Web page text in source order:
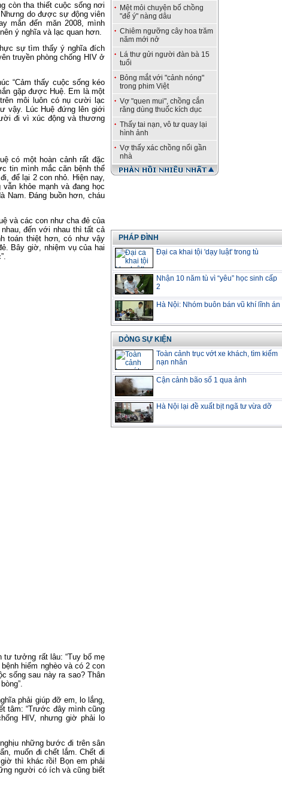
còn tha thiết cuộc sống nơi
do được sự động viên
mắn đến măn 2008, mình
ý nghĩa và lạc quan hơn.
sự tìm thấy ý nghĩa đích
truyền phòng chống HIV ở
“Cảm thấy cuộc sống kéo
gặp được Huệ. Em là một
môi luôn có nụ cười lạc
vậy. Lúc Huệ đứng lên giới
đi vì xúc động và thương
có một hoàn cảnh rất đặc
tin mình mắc căn bệnh thể
để lại 2 con nhỏ. Hiện nay,
khỏe mạnh và đang học
Nam. Đáng buồn hơn, cháu
và các con như cha đẻ của
đến với nhau thì tất cả
toán thiệt hơn, có như vậy
Bây giờ, nhiệm vụ của hai
tư tưởng rất lâu: “Tuy bố mẹ
hiểm nghèo và có 2 con
sống sau này ra sao? Thân
phải giúp đỡ em, lo lắng,
tâm: “Trước đây mình cũng
HIV, nhưng giờ phải lo
những bước đi trên sân
muốn đi chết lắm. Chết đi
thì khác rồi! Bọn em phải
người có ích và cũng biết
Mệt mỏi chuyện bố chồng
"để ý" nàng dâu
Chiêm ngưỡng cây hoa trăm
năm mới nở
Lá thư gửi người đàn bà 15
tuổi
Bỏng mắt với "cảnh nóng"
trong phim Việt
Vợ "quen mui", chồng cắn
răng dùng thuốc kích dục
Thấy tai nạn, vô tư quay lại
hình ảnh
Vợ thấy xác chồng nổi gần
nhà
PHÁP ĐÌNH
Đại ca khai tội 'dạy luật' trong tù
Nhận 10 năm tù vì “yêu” học sinh cấp
2
Hà Nội: Nhóm buôn bán vũ khí lĩnh án
DÒNG SỰ KIỆN
Toàn cảnh trục vớt xe khách, tìm kiếm
nạn nhân
Cận cảnh bão số 1 qua ảnh
Hà Nội lại đề xuất bịt ngã tư vừa dỡ